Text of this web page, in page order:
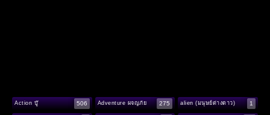
Action บู๊ 506 Adventure ผจญภัย 275 alien (มนุษย์ต่างดาว) 1